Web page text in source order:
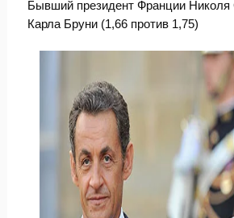
Бывший президент Франции Николя
Карла Бруни (1,66 против 1,75)